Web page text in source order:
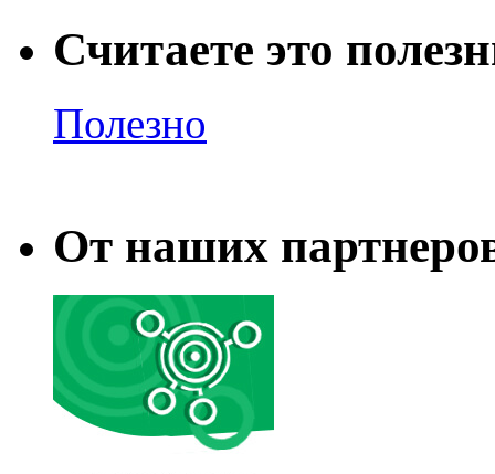
Считаете это
Полезно
От наших